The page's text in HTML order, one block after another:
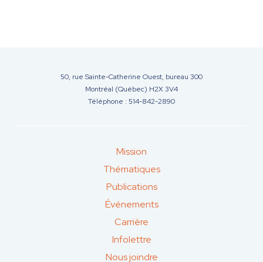
50, rue Sainte-Catherine Ouest, bureau 300
Montréal (Québec) H2X 3V4
Téléphone : 514-842-2890
Mission
Thématiques
Publications
Événements
Carrière
Infolettre
Nous joindre